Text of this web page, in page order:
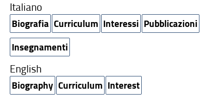
Italiano
Biografia Curriculum Interessi Pubblicazioni
Insegnamenti
English
Biography Curriculum Interest